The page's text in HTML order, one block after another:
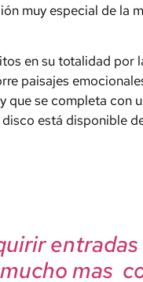
muy especial de la
en su totalidad por
paisajes
se completa con
está disponible
mas